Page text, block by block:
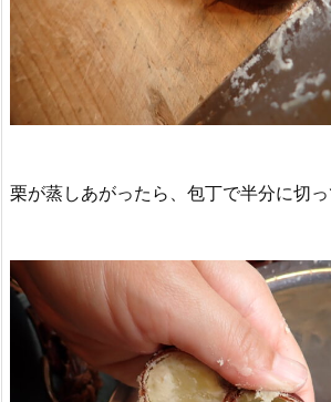
栗が蒸しあがったら、包丁で半分に切っ